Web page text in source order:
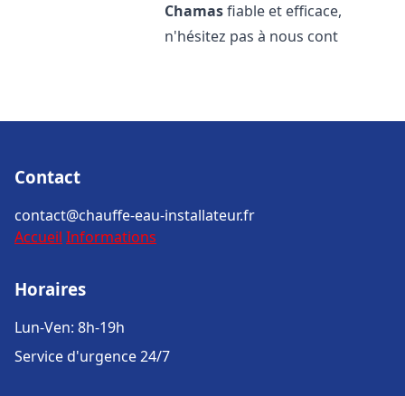
Chamasfiable et efficace,
n'hésitez pas à nous cont
Contact
contact@chauffe-eau-installateur.fr
Accueil Informations
Horaires
Lun-Ven: 8h-19h
Service d'urgence 24/7